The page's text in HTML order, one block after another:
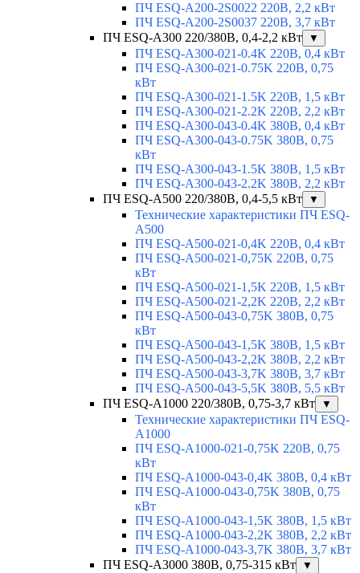
ПЧ ESQ-A200-2S0022 220В, 2,2 кВт
ПЧ ESQ-A200-2S0037 220В, 3,7 кВт
ПЧ ESQ-A300 220/380В, 0,4-2,2 кВт
▼
ПЧ ESQ-A300-021-0.4K 220В, 0,4 кВт
ПЧ ESQ-A300-021-0.75K 220В, 0,75
кВт
ПЧ ESQ-A300-021-1.5K 220В, 1,5 кВт
ПЧ ESQ-A300-021-2.2K 220В, 2,2 кВт
ПЧ ESQ-A300-043-0.4K 380В, 0,4 кВт
ПЧ ESQ-A300-043-0.75K 380В, 0,75
кВт
ПЧ ESQ-A300-043-1.5K 380В, 1,5 кВт
ПЧ ESQ-A300-043-2.2K 380В, 2,2 кВт
ПЧ ESQ-A500 220/380В, 0,4-5,5 кВт
▼
Технические характеристики ПЧ ESQ-
A500
ПЧ ESQ-A500-021-0,4K 220В, 0,4 кВт
ПЧ ESQ-A500-021-0,75K 220В, 0,75
кВт
ПЧ ESQ-A500-021-1,5K 220В, 1,5 кВт
ПЧ ESQ-A500-021-2,2K 220В, 2,2 кВт
ПЧ ESQ-A500-043-0,75K 380В, 0,75
кВт
ПЧ ESQ-A500-043-1,5K 380В, 1,5 кВт
ПЧ ESQ-A500-043-2,2K 380В, 2,2 кВт
ПЧ ESQ-A500-043-3,7K 380В, 3,7 кВт
ПЧ ESQ-A500-043-5,5K 380В, 5,5 кВт
ПЧ ESQ-A1000 220/380В, 0,75-3,7 кВт
▼
Технические характеристики ПЧ ESQ-
A1000
ПЧ ESQ-A1000-021-0,75K 220В, 0,75
кВт
ПЧ ESQ-A1000-043-0,4K 380В, 0,4 кВт
ПЧ ESQ-A1000-043-0,75K 380В, 0,75
кВт
ПЧ ESQ-A1000-043-1,5K 380В, 1,5 кВт
ПЧ ESQ-A1000-043-2,2K 380В, 2,2 кВт
ПЧ ESQ-A1000-043-3,7K 380В, 3,7 кВт
ПЧ ESQ-A3000 380В, 0,75-315 кВт
▼